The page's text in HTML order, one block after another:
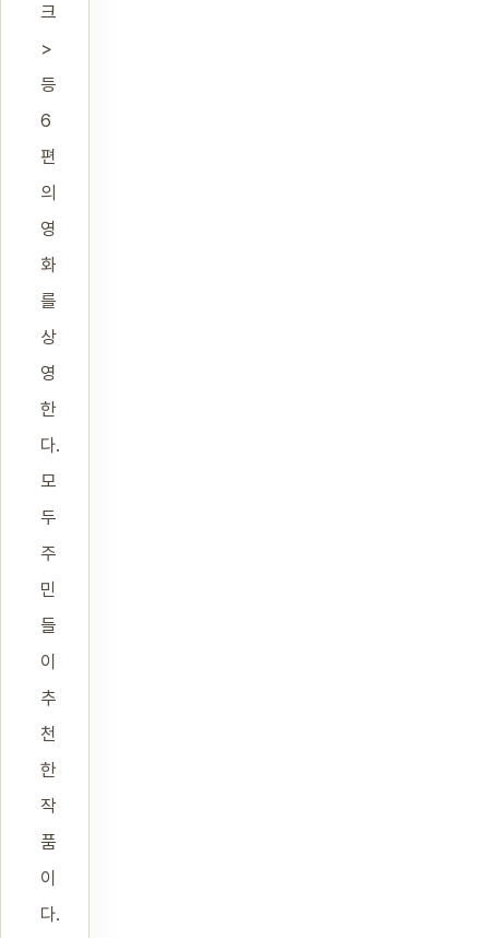
크
>
등
6
편
의
영
화
를
상
영
한
다.
모
두
주
민
들
이
추
천
한
작
품
이
다.